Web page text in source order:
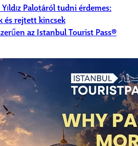
Palotáról tudni érdemes:
és rejtett kincsek
az Istanbul Tourist Pass®